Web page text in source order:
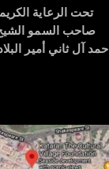
تحت الرعاية
صاحب السمو
حمد آل ثاني أمير